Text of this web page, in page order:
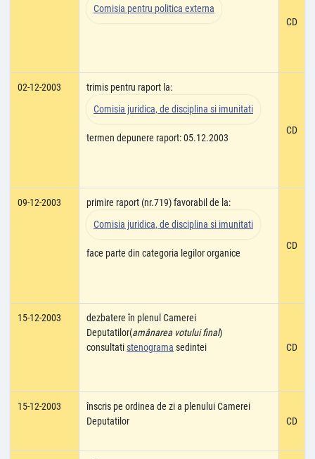
Comisia pentru politica externa
CD
02-12-2003
trimis pentru raport la:
Comisia juridica, de disciplina si imunitati
termen depunere raport: 05.12.2003
CD
09-12-2003
primire raport (nr.719) favorabil de la:
Comisia juridica, de disciplina si imunitati
face parte din categoria legilor organice
CD
15-12-2003
dezbatere în plenul Camerei
Deputatilor(amânarea votului final)
consultatistenograma sedintei CD
15-12-2003
înscris pe ordinea de zi a plenului Camerei
Deputatilor
CD